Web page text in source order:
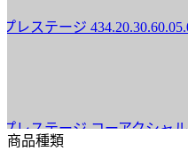
テージ 434.20.30.60.05.001
テージ コーアクシャル マ
商品種類